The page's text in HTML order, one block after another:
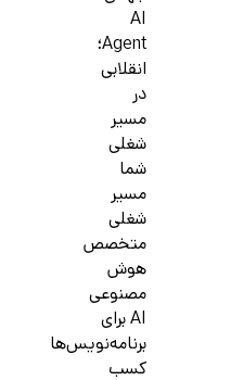
AI
Agent؛
انقلابی
در
مسیر
شغلی
شما
مسیر
شغلی
متخصص
هوش
مصنوعی
AI برای
برنامه‌نویس‌ها
کسب